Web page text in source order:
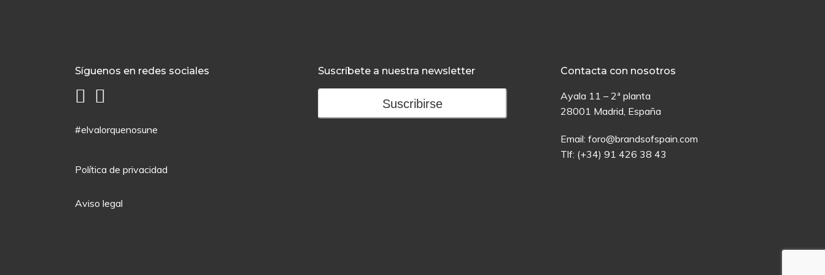
Síguenos en redes sociales
#elvalorquenosune
Política de privacidad
Aviso legal
Suscríbete a nuestra newsletter
Suscribirse
Contacta con nosotros
Ayala 11 – 2ª planta
28001 Madrid, España
Email:foro@brandsofspain.com
Tlf: (+34) 91 426 38 43